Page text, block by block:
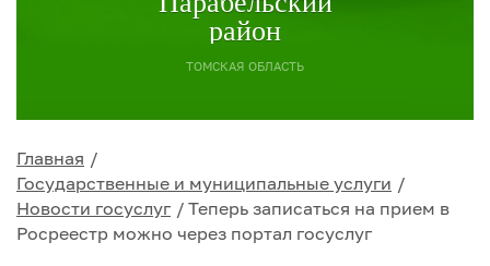
район
ТОМСКАЯ ОБЛАСТЬ
Главная
Государственные и муниципальные услуги
Новости госуслуг
Теперь записаться на прием в
Росреестр можно через портал госуслуг